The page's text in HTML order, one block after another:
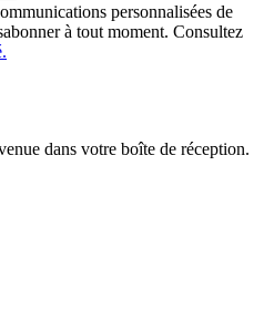
personnalisées de
à tout moment. Consultez
dans votre boîte de réception.